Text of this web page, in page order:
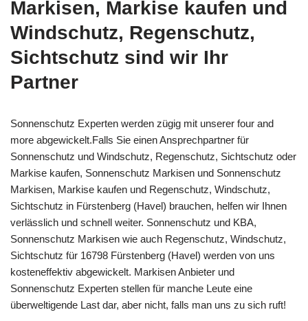
Markisen, Markise kaufen und
Windschutz, Regenschutz,
Sichtschutz sind wir Ihr
Partner
Sonnenschutz Experten werden zügig mit unserer four and
more abgewickelt.Falls Sie einen Ansprechpartner für
Sonnenschutz und Windschutz, Regenschutz, Sichtschutz oder
Markise kaufen, Sonnenschutz Markisen und Sonnenschutz
Markisen, Markise kaufen und Regenschutz, Windschutz,
Sichtschutz in Fürstenberg (Havel) brauchen, helfen wir Ihnen
verlässlich und schnell weiter. Sonnenschutz und KBA,
Sonnenschutz Markisen wie auch Regenschutz, Windschutz,
Sichtschutz für 16798 Fürstenberg (Havel) werden von uns
kosteneffektiv abgewickelt. Markisen Anbieter und
Sonnenschutz Experten stellen für manche Leute eine
überweltigende Last dar, aber nicht, falls man uns zu sich ruft!